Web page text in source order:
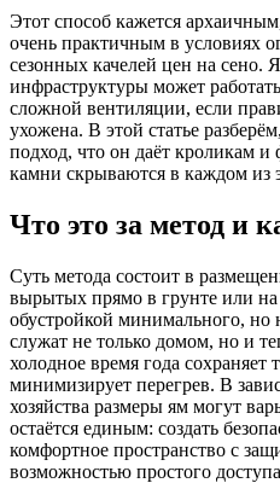
Этот способ кажется
очень практичным в условиях
сезонных качелей цен на сено.
инфраструктуры может
сложной вентиляции, если
ухожена. В этой статье
подход, что он даёт кроликам
камни скрываются в каждом из
Что это за метод и
Суть метода состоит в
вырытых прямо в грунте или на
обустройкой минимального,
служат не только домом, но и
холодное время года
минимизирует перегрев. В
хозяйства размеры ям могут
остаётся единым: создать
комфортное пространство с
возможностью простого